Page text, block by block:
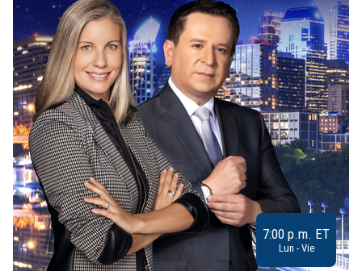
7:00 p.m. ET
Lun - Vie